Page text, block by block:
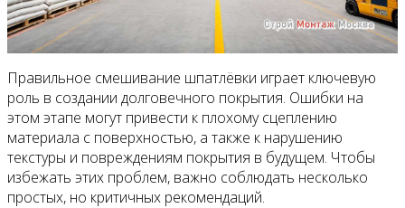
Правильное смешивание шпатлёвки играет ключевую
роль в создании долговечного покрытия. Ошибки на
этом этапе могут привести к плохому сцеплению
материала с поверхностью, а также к нарушению
текстуры и повреждениям покрытия в будущем. Чтобы
избежать этих проблем, важно соблюдать несколько
простых, но критичных рекомендаций.